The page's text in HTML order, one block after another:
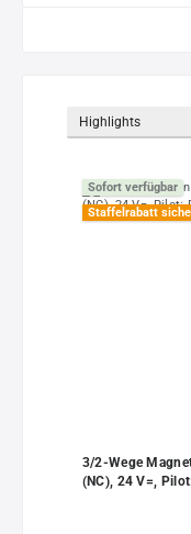
Sofort verfügbar
Staffelrabatt
3/2-Wege
(NC), 24 V=,